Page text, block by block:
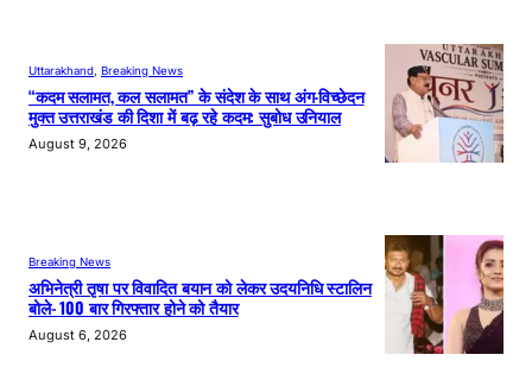
Uttarakhand Breaking News
“कदम सलामत, कल सलामत” के संदेश के साथ अंग-विच्छेदन
मुक्त उत्तराखंड की दिशा में बढ़ रहे कदम: सुबोध उनियाल
August 9, 2026
Breaking News
अभिनेत्री तृषा पर विवादित बयान को लेकर उदयनिधि स्टालिन
बोले- 100 बार गिरफ्तार होने को तैयार
August 6, 2026